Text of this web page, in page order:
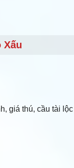
Xấu
giá thú, cầu tài lộc